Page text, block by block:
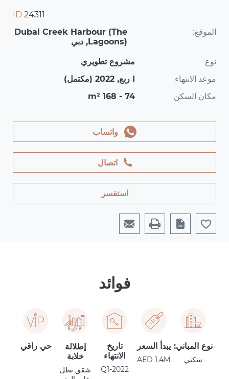
ID 24311
الموقع:
Dubai Creek Harbour (The
Lagoons), دبي
نوع
مشروع تطويري
موعد الانتهاء
I ربع, 2022 (مكتمل)
مكان السكن
74 - 168 m²
اتصال
واتساب
استفسر
فوائد
نوع المباني:
سكني
يبدأ السعر
AED 1.4M
تاريخ
الانتهاء
Q1-2022
إطلالة
خلابة
شقق تطل
حي راقي